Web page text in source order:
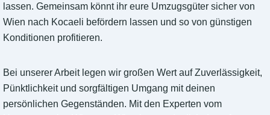
lassen. Gemeinsam könnt ihr eure Umzugsgüter sicher von
Wien nach Kocaeli befördern lassen und so von günstigen
Konditionen profitieren.
Bei unserer Arbeit legen wir großen Wert auf Zuverlässigkeit,
Pünktlichkeit und sorgfältigen Umgang mit deinen
persönlichen Gegenständen. Mit den Experten vom